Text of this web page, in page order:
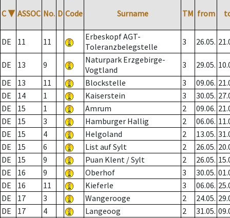
C ▼ ASSOC No. D Code Surname TM from
DE 11 11
Erbeskopf AGT-
Toleranzbelegstelle
3 26.05.
DE 13 9
Naturpark Erzgebirge-
Vogtland
3 29.05.
DE
13 11 Blockstelle 3 09.06.
DE
14 1 Kaiserstein 3 30.05.
DE
15 1 Amrum 2 09.06.
DE
15 3 Hamburger Hallig 2 06.06.
DE
15 4 Helgoland 2 13.05.
DE
15 6 List auf Sylt 2 26.05.
DE
15 9 Puan Klent / Sylt 2 26.05.
DE
16 9 Oberhof 3 30.05.
DE
16 11 Kieferle 3 06.06.
DE
17 3 Wangerooge 2 24.05.
DE
17 4 Langeoog 2 31.05.